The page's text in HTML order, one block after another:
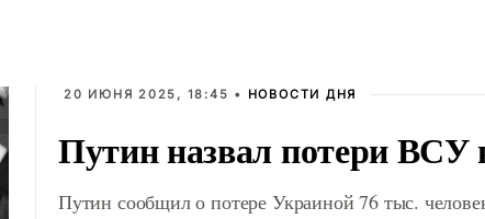
20 ИЮНЯ 2025, 18:45 • НОВОСТИ ДНЯ
Путин назвал потери ВСУ
Путин сообщил о потере Украиной 76 тыс.